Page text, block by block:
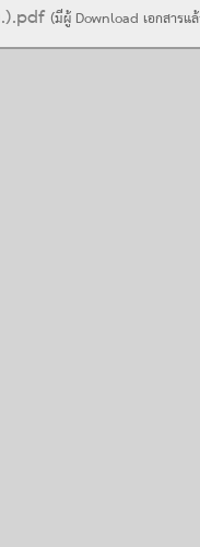
(มีผู้ Download เอกสารแ